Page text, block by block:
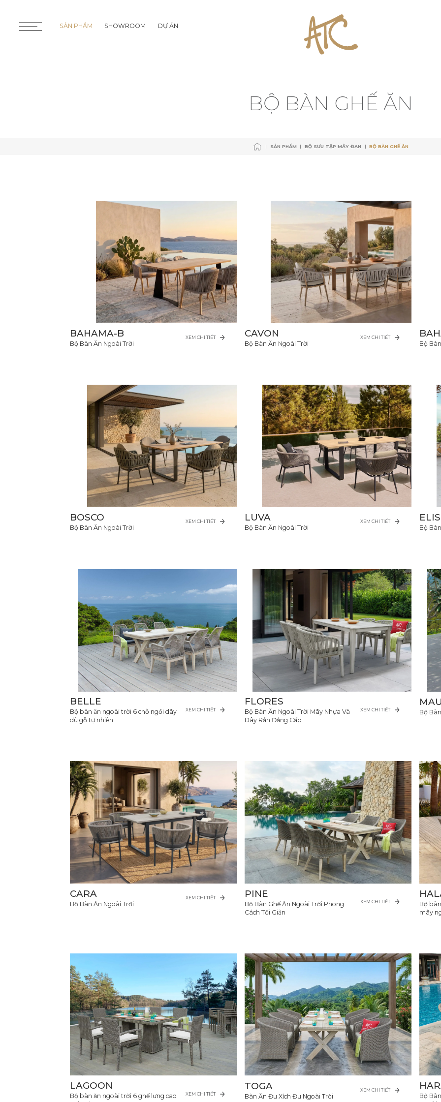
SẢN PHẨM SHOWROOM DỰ ÁN
BỘ SƯU TẬP MÂY ĐAN
BỘ SƯU TẬP MÂY ĐAN
BỘ BÀN GH Ế ĂN
SẢN PHẨM BỘ SƯU TẬP MÂY ĐAN BỘ BÀN GHẾ ĂN
BAHAMA-B
Bộ Bàn Ăn Ngoài Trời
XEM CHI TIẾT CAVON
Bộ Bàn Ăn Ngoài Trời
XEM CHI TIẾT
Bộ
BOSCO
Bộ Bàn Ăn Ngoài Trời
XEM CHI TIẾT LUVA
Bộ Bàn Ăn Ngoài Trời
XEM CHI TIẾT
Bộ
BELLE
Bộ bàn ăn ngoài trời 6 chỗ ngồi dây
dù gỗ tự nhiên
XEM CHI TIẾT
FLORES
Bộ Bàn Ăn Ngoài Trời Mây Nhựa Và
Dây Rắn Đẳng Cấp
XEM CHI TIẾT Bộ
CARA
Bộ Bàn Ăn Ngoài Trời
XEM CHI TIẾT PINE
Bộ Bàn Ghế Ăn Ngoài Trời Phong
Cách Tối Giản
XEM CHI TIẾT
Bộ
mây
LAGOON
Bộ bàn ăn ngoài trời 6 ghế lưng cao
XEM CHI TIẾT
TOGA
Bàn Ăn Đu Xích Đu Ngoài Trời
XEM CHI TIẾT
Bộ